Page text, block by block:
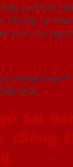
cao hơn
nhưng lại
toàn cho
là gì
Sài
chống